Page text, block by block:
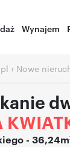
Wynajem
› Nowe
- 36,24m